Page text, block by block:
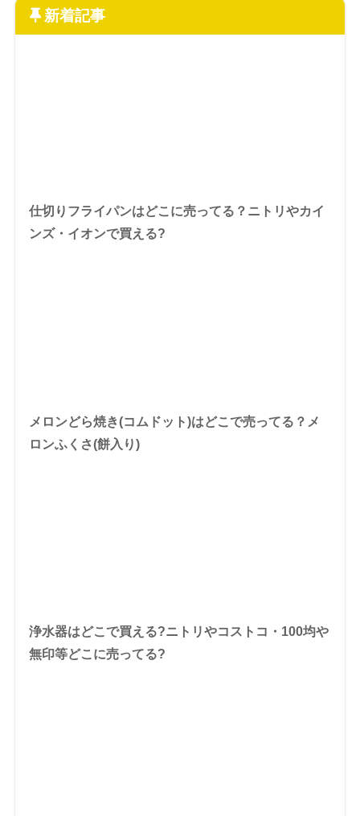
新着記事
仕切りフライパンはどこに売ってる？ニトリやカイ
ンズ・イオンで買える?
メロンどら焼き(コムドット)はどこで売ってる？メ
ロンふくさ(餅入り)
浄水器はどこで買える?ニトリやコストコ・100均や
無印等どこに売ってる?